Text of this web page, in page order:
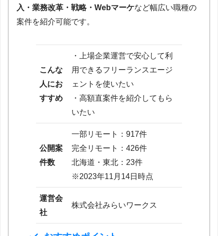
入・業務改革・戦略・Webマーケなど幅広い職種の
案件を紹介可能です。
こんな
人にお
すすめ
・上場企業運営で安心して利
用できるフリーランスエージ
ェントを使いたい
・高額直案件を紹介してもら
いたい
公開案
件数
一部リモート：917件
完全リモート：426件
北海道・東北：23件
※2023年11月14日時点
運営会
社
株式会社みらいワークス